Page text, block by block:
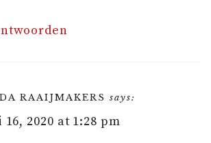
RAAIJMAKERS says:
2020 at 1:28 pm